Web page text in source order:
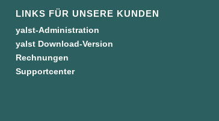
LINKS FÜR UNSERE KUNDEN
yalst-Administration
yalst Download-Version
Rechnungen
Supportcenter